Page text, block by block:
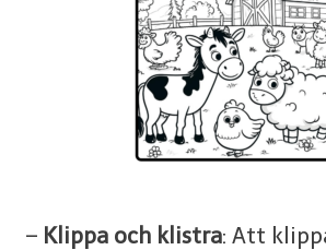
– Klippa och klistra: Att